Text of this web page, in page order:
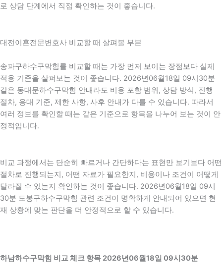
로 상담 단계에서 직접 확인하는 것이 좋습니다.
대전이혼전문변호사 비교할 때 살펴볼 부분
송파구하수구막힘를 비교할 때는 가장 먼저 보이는 장점보다 실제
적용 기준을 살펴보는 것이 좋습니다. 2026년06월18일 09시30분
같은 동대문하수구막힘 안내라도 비용 포함 범위, 상담 방식, 진행
절차, 응대 기준, 제한 사항, 사후 안내가 다를 수 있습니다. 따라서
여러 정보를 확인할 때는 같은 기준으로 항목을 나누어 보는 것이 안
정적입니다.
비교 과정에서는 단순히 빠르거나 간단하다는 표현만 보기보다 어떤
절차로 진행되는지, 어떤 자료가 필요한지, 비용이나 조건이 어떻게
달라질 수 있는지 확인하는 것이 좋습니다. 2026년06월18일 09시
30분 도봉구하수구막힘 관련 조건이 명확하게 안내되어 있으면 현
재 상황에 맞는 판단을 더 안정적으로 할 수 있습니다.
하남하수구막힘 비교 체크 항목 2026년06월18일 09시30분